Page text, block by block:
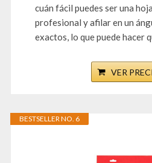
cuán fácil puedes ser una
profesional y afilar en un
exactos, lo que puede hacer
VER
BESTSELLER NO. 6